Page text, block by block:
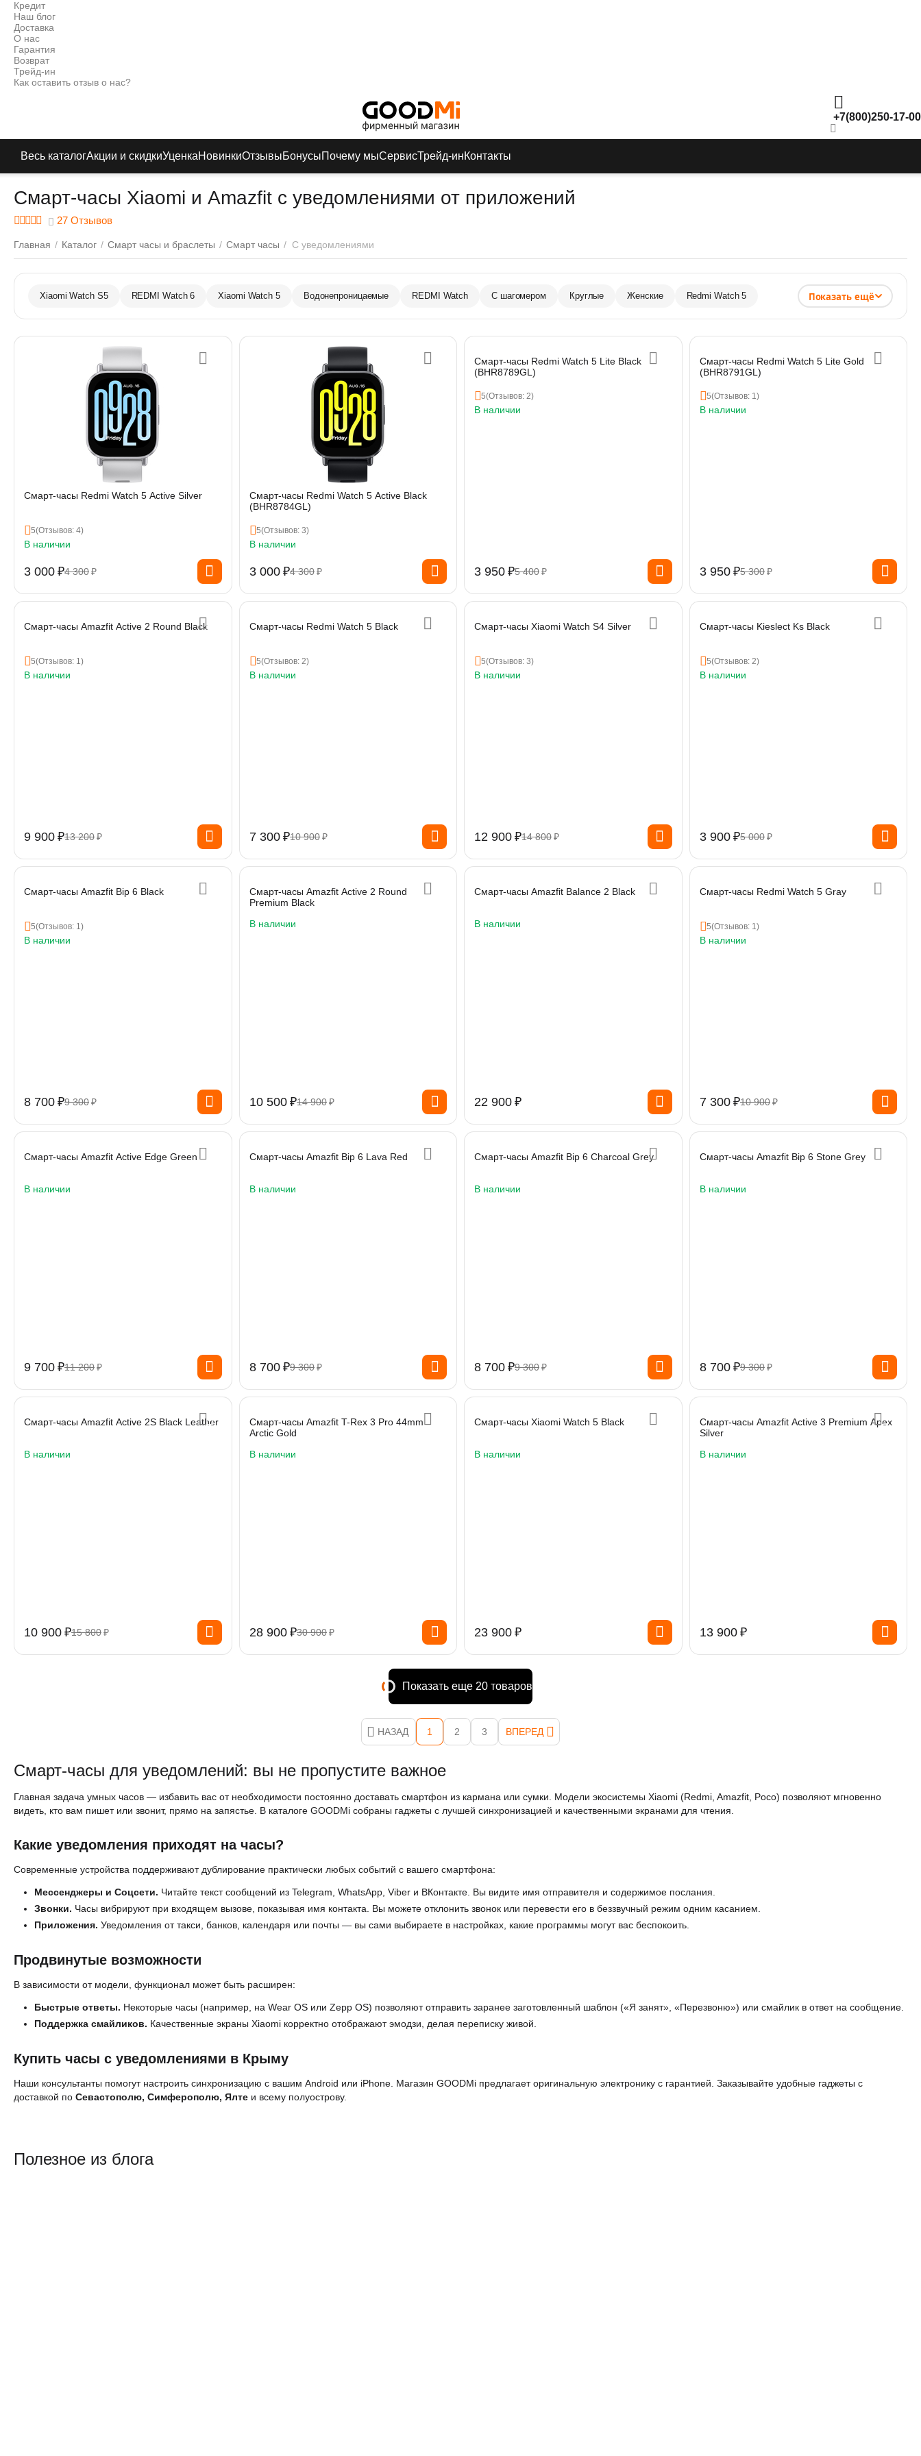
Кредит
Наш блог
Доставка
О нас
Гарантия
Возврат
Трейд-ин
Как оставить отзыв о нас?
+7(800)250-17-00
Весь каталогАкции и скидкиУценкаНовинкиОтзывыБонусыПочему мыСервисТрейд-инКонтакты
Смарт-часы Xiaomi и Amazfit с уведомлениями от приложений
27 Отзывов
Главная / Каталог / Смарт часы и браслеты / Смарт часы / С уведомлениями
Xiaomi Watch S5 REDMI Watch 6 Xiaomi Watch 5 Водонепроницаемые REDMI Watch С шагомером Круглые Женские Redmi Watch 5 Показать ещё
Смарт-часы Redmi Watch 5 Active Silver
5(Отзывов: 4)
В наличии
3 000 ₽4 300₽
Смарт-часы Redmi Watch 5 Active Black
(BHR8784GL)
5(Отзывов: 3)
В наличии
3 000 ₽4 300 ₽
Смарт-часы Redmi Watch 5 Lite Black
(BHR8789GL)
5(Отзывов: 2)
В наличии
3 950 ₽5 400₽
Смарт-часы Redmi Watch 5 Lite Gold
(BHR8791GL)
5(Отзывов: 1)
В наличии
3 950 ₽5 300 ₽
Смарт-часы Amazfit Active 2 Round Black
5(Отзывов: 1)
В наличии
9 900 ₽13 200₽
Смарт-часы Redmi Watch 5 Black
5(Отзывов: 2)
В наличии
7 300 ₽10 900 ₽
Смарт-часы Xiaomi Watch S4 Silver
5(Отзывов: 3)
В наличии
12 900 ₽14 800₽
Смарт-часы Kieslect Ks Black
5(Отзывов: 2)
В наличии
3 900 ₽5 000 ₽
Смарт-часы Amazfit Bip 6 Black
5(Отзывов: 1)
В наличии
8 700 ₽9 300₽
Смарт-часы Amazfit Active 2 Round
Premium Black
В наличии
10 500 ₽14 900 ₽
Смарт-часы Amazfit Balance 2 Black
В наличии
22 900 ₽
Смарт-часы Redmi Watch 5 Gray
5(Отзывов: 1)
В наличии
7 300 ₽10 900 ₽
Смарт-часы Amazfit Active Edge Green
В наличии
9 700 ₽11 200₽
Смарт-часы Amazfit Bip 6 Lava Red
В наличии
8 700 ₽9 300 ₽
Смарт-часы Amazfit Bip 6 Charcoal Grey
В наличии
8 700 ₽9 300₽
Смарт-часы Amazfit Bip 6 Stone Grey
В наличии
8 700 ₽9 300 ₽
Смарт-часы Amazfit Active 2S Black Leather
В наличии
10 900 ₽15 800₽
Смарт-часы Amazfit T-Rex 3 Pro 44mm
Arctic Gold
В наличии
28 900 ₽30 900 ₽
Смарт-часы Xiaomi Watch 5 Black
В наличии
23 900 ₽
Смарт-часы Amazfit Active 3 Premium Apex
Silver
В наличии
13 900 ₽
Показать еще 20 товаров
НАЗАД 1 2 3 ВПЕРЕД
Смарт-часы для уведомлений: вы не пропустите важное
Главная задача умных часов — избавить вас от необходимости постоянно доставать смартфон из кармана или сумки. Модели экосистемы Xiaomi (Redmi, Amazfit, Poco) позволяют мгновенно
видеть, кто вам пишет или звонит, прямо на запястье. В каталоге GOODMi собраны гаджеты с лучшей синхронизацией и качественными экранами для чтения.
Какие уведомления приходят на часы?
Современные устройства поддерживают дублирование практически любых событий с вашего смартфона:
Мессенджеры и Соцсети. Читайте текст сообщений из Telegram, WhatsApp, Viber и ВКонтакте. Вы видите имя отправителя и содержимое послания.
Звонки. Часы вибрируют при входящем вызове, показывая имя контакта. Вы можете отклонить звонок или перевести его в беззвучный режим одним касанием.
Приложения. Уведомления от такси, банков, календаря или почты — вы сами выбираете в настройках, какие программы могут вас беспокоить.
Продвинутые возможности
В зависимости от модели, функционал может быть расширен:
Быстрые ответы. Некоторые часы (например, на Wear OS или Zepp OS) позволяют отправить заранее заготовленный шаблон («Я занят», «Перезвоню») или смайлик в ответ на сообщение.
Поддержка смайликов. Качественные экраны Xiaomi корректно отображают эмодзи, делая переписку живой.
Купить часы с уведомлениями в Крыму
Наши консультанты помогут настроить синхронизацию с вашим Android или iPhone. Магазин GOODMi предлагает оригинальную электронику с гарантией. Заказывайте удобные гаджеты с
доставкой по Севастополю, Симферополю, Ялте и всему полуострову.
Полезное из блога